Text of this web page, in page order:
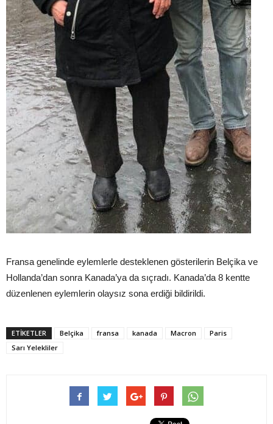
Fransa genelinde eylemlerle desteklenen gösterilerin Belçika ve
Hollanda’dan sonra Kanada’ya da sıçradı. Kanada’da 8 kentte
düzenlenen eylemlerin olaysız sona erdiği bildirildi.
ETIKETLER Belçika fransa kanada Macron
Paris
Sarı Yelekliler